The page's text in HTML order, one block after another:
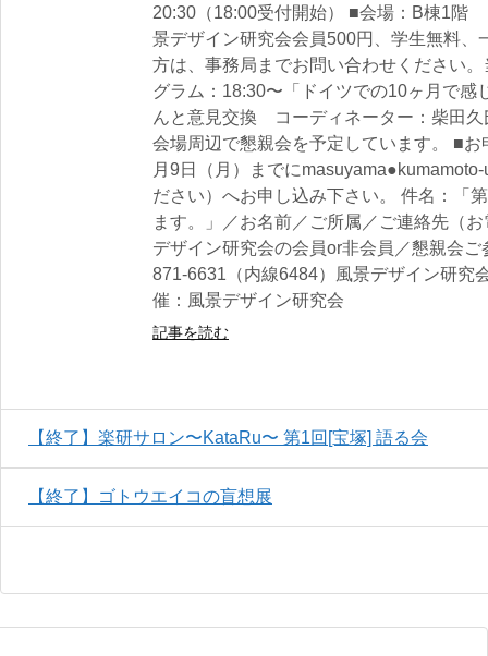
20:30（18:00受付開始） ■会場：B棟1階
景デザイン研究会会員500円、学生無料
方は、事務局までお問い合わせください
グラム：18:30〜「ドイツでの10ヶ月で感
んと意見交換 コーディネーター：柴田
会場周辺で懇親会を予定しています。 ■
月9日（月）までに
ださい）へお申し込み下さい。 件名：「
ます。」／お名前／ご所属／ご連絡先（
デザイン研究会の会員or非会員／懇親会
871-6631（内線6484）風景デザイン研究
催：風景デザイン研究会
記事を読む
【終了】楽研サロン〜KataRu〜 第1回[宝塚] 語る会
【終了】ゴトウエイコの盲想展